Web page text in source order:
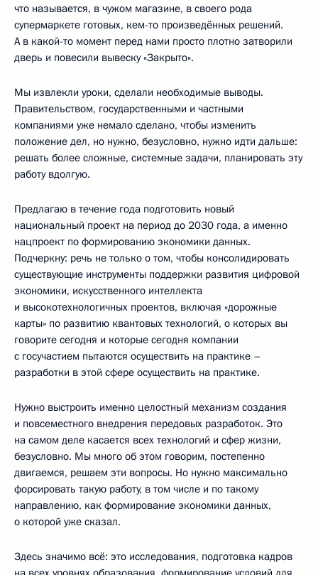
что называется, в чужом магазине, в своего рода
супермаркете готовых, кем-то произведённых решений.
А в какой-то момент перед нами просто плотно затворили
дверь и повесили вывеску «Закрыто».
Мы извлекли уроки, сделали необходимые выводы.
Правительством, государственными и частными
компаниями уже немало сделано, чтобы изменить
положение дел, но нужно, безусловно, нужно идти дальше:
решать более сложные, системные задачи, планировать эту
работу вдолгую.
Предлагаю в течение года подготовить новый
национальный проект на период до 2030 года, а именно
нацпроект по формированию экономики данных.
Подчеркну: речь не только о том, чтобы консолидировать
существующие инструменты поддержки развития цифровой
экономики, искусственного интеллекта
и высокотехнологичных проектов, включая «дорожные
карты» по развитию квантовых технологий, о которых вы
говорите сегодня и которые сегодня компании
с госучастием пытаются осуществить на практике –
разработки в этой сфере осуществить на практике.
Нужно выстроить именно целостный механизм создания
и повсеместного внедрения передовых разработок. Это
на самом деле касается всех технологий и сфер жизни,
безусловно. Мы много об этом говорим, постепенно
двигаемся, решаем эти вопросы. Но нужно максимально
форсировать такую работу, в том числе и по такому
направлению, как формирование экономики данных,
о которой уже сказал.
Здесь значимо всё: это исследования, подготовка кадров